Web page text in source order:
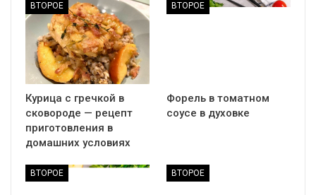
ВТОРОЕ
Курица с гречкой в
сковороде — рецепт
приготовления в
домашних условиях
ВТОРОЕ
Форель в томатном
соусе в духовке
ВТОРОЕ ВТОРОЕ